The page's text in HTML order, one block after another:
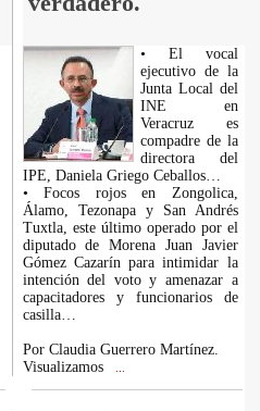
• El vocal
ejecutivo de la
Junta Local del
INE en
Veracruz es
compadre de la
directora del
IPE, Daniela Griego Ceballos…
• Focos rojos en Zongolica,
Álamo, Tezonapa y San Andrés
Tuxtla, este último operado por el
diputado de Morena Juan Javier
Gómez Cazarín para intimidar la
intención del voto y amenazar a
capacitadores y funcionarios de
casilla…
Por Claudia Guerrero Martínez.
Visualizamos